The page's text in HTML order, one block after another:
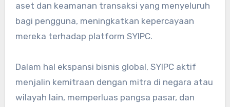
aset dan keamanan transaksi yang menyeluruh
bagi pengguna, meningkatkan kepercayaan
mereka terhadap platform SYIPC.
Dalam hal ekspansi bisnis global, SYIPC aktif
menjalin kemitraan dengan mitra di negara atau
wilayah lain, memperluas pangsa pasar, dan